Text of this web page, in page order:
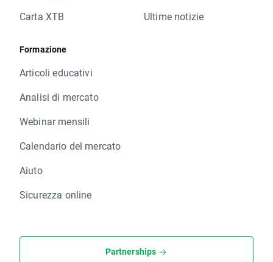
Carta XTB
Formazione
Articoli educativi
Analisi di mercato
Webinar mensili
Calendario del mercato
Aiuto
Sicurezza online
Ultime notizie
Partnerships